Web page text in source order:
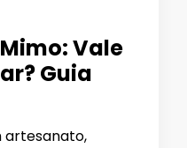
Vale
Guia
artesanato,